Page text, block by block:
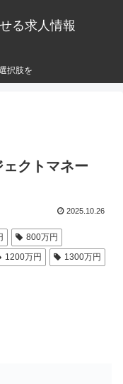
る求人情報
択肢を
クトマネー
2025.10.26
800万円
1200万円 1300万円